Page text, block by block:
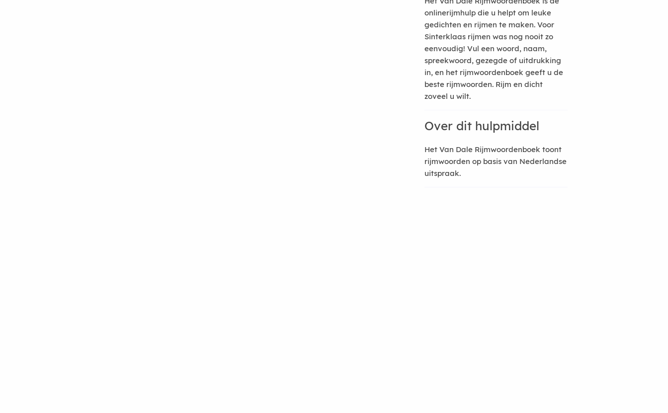
onlinerijmhulp die u helpt om leuke
gedichten en rijmen te maken. Voor
Sinterklaas rijmen was nog nooit zo
eenvoudig! Vul een woord, naam,
spreekwoord, gezegde of uitdrukking
in, en het rijmwoordenboek geeft u de
beste rijmwoorden. Rijm en dicht
zoveel u wilt.
Over dit hulpmiddel
Het Van Dale Rijmwoordenboek toont
rijmwoorden op basis van Nederlandse
uitspraak.